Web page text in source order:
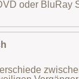
oder BluRay